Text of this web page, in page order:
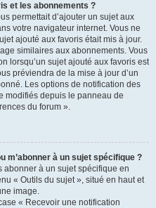
et les abonnements ?
permettait d’ajouter un sujet aux
votre navigateur internet. Vous ne
ajouté aux favoris était mis à jour.
similaires aux abonnements. Vous
lorsqu’un sujet ajouté aux favoris est
préviendra de la mise à jour d’un
Les options de notification des
modifiés depuis le panneau de
du forum ».
m’abonner à un sujet spécifique ?
abonner à un sujet spécifique en
« Outils du sujet », situé en haut et
image.
« Recevoir une notification